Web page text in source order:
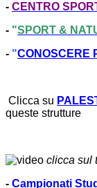
- CENTRO
- "SPORT &
- "CONOSCERE
Clicca su
queste strutture
clicca sul
- Campionati